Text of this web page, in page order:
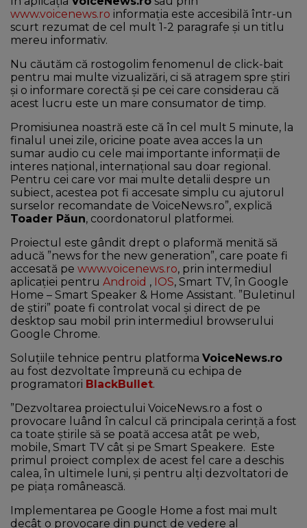
www.voicenews.ro informația este accesibilă într-un
scurt rezumat de cel mult 1-2 paragrafe și un titlu
mereu informativ.
Nu căutăm că rostogolim fenomenul de click-bait
pentru mai multe vizualizări, ci să atragem spre știri
și o informare corectă și pe cei care considerau că
acest lucru este un mare consumator de timp.
Promisiunea noastră este că în cel mult 5 minute, la
finalul unei zile, oricine poate avea acces la un
sumar audio cu cele mai importante informații de
interes național, internațional sau doar regional.
Pentru cei care vor mai multe detalii despre un
subiect, acestea pot fi accesate simplu cu ajutorul
surselor recomandate de VoiceNews.ro”, explică
Toader Păun, coordonatorul platformei.
Proiectul este gândit drept o plaformă menită să
aducă ”news for the new generation”, care poate fi
accesată pe www.voicenews.ro, prin intermediul
aplicației pentru Android , IOS, Smart TV, în Google
Home – Smart Speaker & Home Assistant. ”Buletinul
de știri” poate fi controlat vocal și direct de pe
desktop sau mobil prin intermediul browserului
Google Chrome.
Soluțiile tehnice pentru platforma VoiceNews.ro
au fost dezvoltate împreună cu echipa de
programatori BlackBullet.
”Dezvoltarea proiectului VoiceNews.ro a fost o
provocare luând în calcul că principala cerință a fost
ca toate știrile să se poată accesa atât pe web,
mobile, Smart TV cât și pe Smart Speakere. Este
primul proiect complex de acest fel care a deschis
calea, în ultimele luni, și pentru alți dezvoltatori de
pe piața românească.
Implementarea pe Google Home a fost mai mult
decât o provocare din punct de vedere al